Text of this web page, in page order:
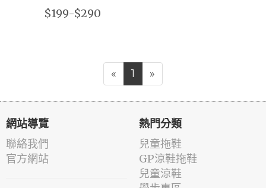
$199-$290
« 1 »
網站導覽
聯絡我們
官方網站
熱門分類
兒童拖鞋
GP涼鞋拖鞋
兒童涼鞋